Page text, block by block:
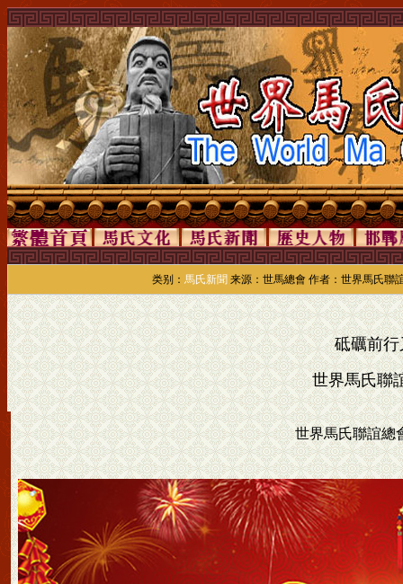
类别： 馬氏新聞 来源：世馬總會 作者：世界馬氏聯
砥礪前
世界馬氏聯
世界馬氏聯誼總